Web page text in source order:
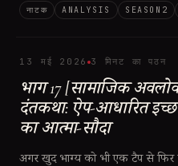
नाटक ANALYSIS SEASON2
13 मई 2026 3 मिनट का पठन
भाग 17 [सामाजिक
दंतकथा: ऐप-आधारित
का आत्मा-सौदा
अगर खुद भाग्य को भी एक टैप से